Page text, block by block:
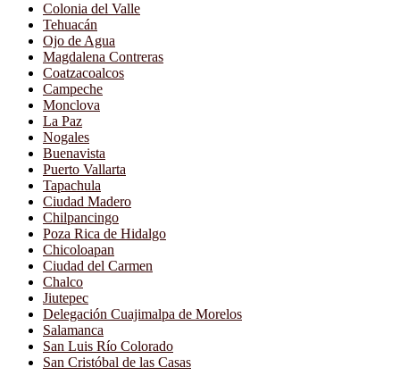
Colonia del Valle
Tehuacán
Ojo de Agua
Magdalena Contreras
Coatzacoalcos
Campeche
Monclova
La Paz
Nogales
Buenavista
Puerto Vallarta
Tapachula
Ciudad Madero
Chilpancingo
Poza Rica de Hidalgo
Chicoloapan
Ciudad del Carmen
Chalco
Jiutepec
Delegación Cuajimalpa de Morelos
Salamanca
San Luis Río Colorado
San Cristóbal de las Casas